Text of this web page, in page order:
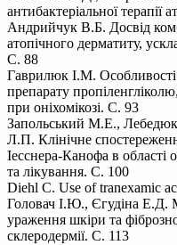
антибактеріальної терапії
Андрийчук В.Б. Досвід
атопічного дерматиту,
С. 88
Гаврилюк І.М. Особливості
препарату
при оніхомікозі. С. 93
Запольський М.Е.,
Л.П. Клінічне
Іесснера-Канофа в області
та лікування. С. 100
Diehl C. Use of tranexamic
Головач І.Ю., Єгудіна Е.Д.
ураження шкіри та
склеродермії. С. 113